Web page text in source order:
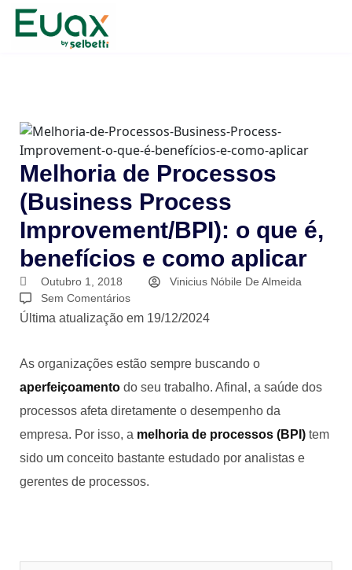
Melhoria de Processos
(Business Process
Improvement/BPI): o que é,
benefícios e como aplicar
Outubro 1, 2018
Vinicius Nóbile De Almeida
Sem Comentários
Última atualização em 19/12/2024
As organizações estão sempre buscando o
aperfeiçoamento do seu trabalho. Afinal, a saúde dos
processos afeta diretamente o desempenho da
empresa. Por isso, a melhoria de processos (BPI) tem
sido um conceito bastante estudado por analistas e
gerentes de processos.